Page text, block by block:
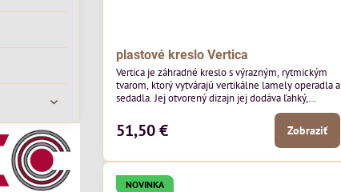
plastové kreslo Vertica
Vertica je záhradné kreslo s výrazným, rytmickým
tvarom, ktorý vytvárajú vertikálne lamely operadla a
sedadla. Jej otvorený dizajn jej dodáva ľahký,
vzdušný vzhľad a robí z nej perfektný doplnok
moderných vonkajších priestorov. Tento model púta
pozornosť svojimi detailmi bez toho, aby dominoval
priestoru. Bude vyzerať skvele vo vonkajších
jedálenských priestoroch, pri bistrových stoloch a
v...
51,50 € Zobraziť
NOVINKA